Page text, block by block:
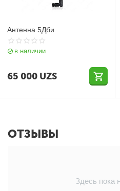
Антенна 5Дби
в наличии
65 000 UZS
ОТЗЫВЫ
Здесь пока